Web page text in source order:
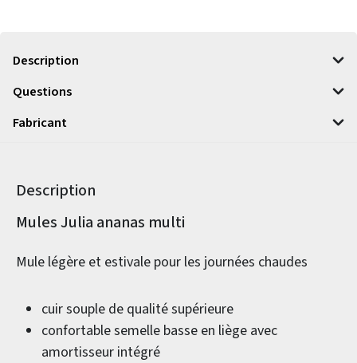
Description
Questions
Fabricant
Description
Informations sur le produit
Mules Julia ananas multi
Mule légère et estivale pour les journées chaudes
cuir souple de qualité supérieure
confortable semelle basse en liège avec
amortisseur intégré